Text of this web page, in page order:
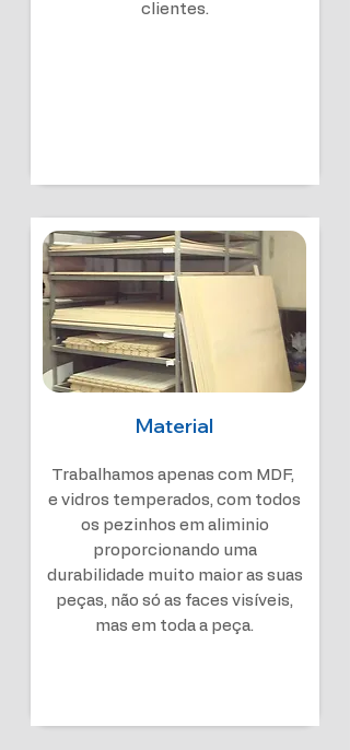
clientes.
Material
Trabalhamos apenas com MDF,
e vidros temperados, com todos
os pezinhos em aliminio
proporcionando uma
durabilidade muito maior as suas
peças, não só as faces visíveis,
mas em toda a peça.